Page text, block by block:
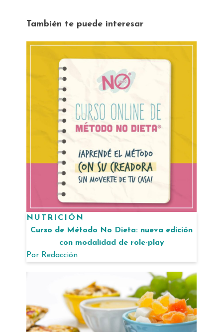
También te puede interesar
NUTRICIÓN
Curso de Método No Dieta: nueva edición
con modalidad de role-play
Por Redacción